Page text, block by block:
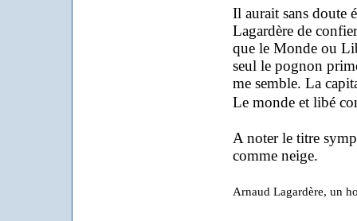
Il aurait sans doute
Lagardère de
que le Monde ou
seul le pognon
me semble. La
Le monde et libé
A noter le titre
comme neige.
Arnaud Lagardère, un